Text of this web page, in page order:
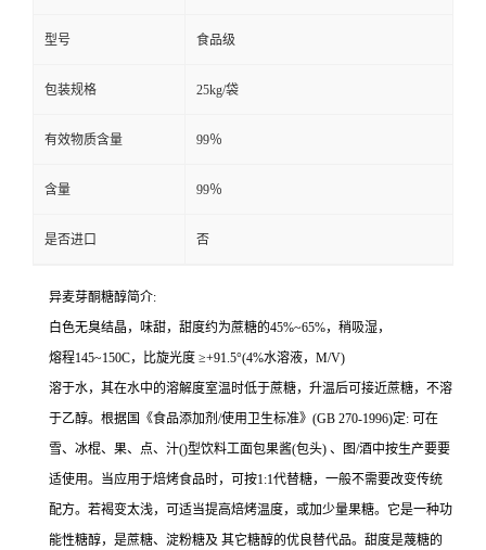
型号 食品级
包装规格 25kg/袋
有效物质含量 99％
含量 99％
是否进口 否
异麦芽酮糖醇简介:
白色无臭结晶，味甜，甜度约为蔗糖的45%~65%，稍吸湿，
熔程145~150C，比旋光度 ≥+91.5°(4%水溶液，M/V)
溶于水，其在水中的溶解度室温时低于蔗糖，升温后可接近蔗糖，不溶
于乙醇。根据国《食品添加剂/使用卫生标准》(GB 270-1996)定: 可在
雪、冰棍、果、点、汁()型饮料工面包果酱(包头) 、图/酒中按生产要要
适使用。当应用于焙烤食品时，可按1:1代替糖，一般不需要改变传统
配方。若褐变太浅，可适当提高焙烤温度，或加少量果糖。它是一种功
能性糖醇，是蔗糖、淀粉糖及 其它糖醇的优良替代品。甜度是蔑糖的